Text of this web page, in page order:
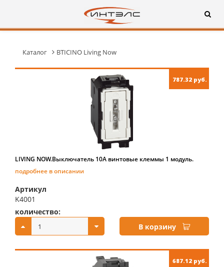
Каталог BTICINO Living Now
787.32 руб.
LIVING NOW.Выключатель 10А винтовые клеммы 1 модуль.
подробнее в описании
Артикул
K4001
количество:
В корзину
687.12 руб.